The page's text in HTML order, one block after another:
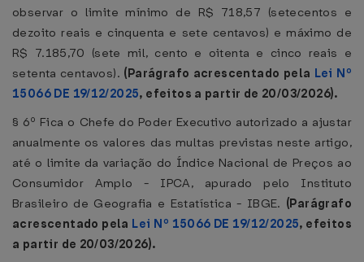
observar o limite mínimo de R$ 718,57 (setecentos e
dezoito reais e cinquenta e sete centavos) e máximo de
R$ 7.185,70 (sete mil, cento e oitenta e cinco reais e
setenta centavos). (Parágrafo acrescentado pela Lei Nº
15066 DE 19/12/2025, efeitos a partir de 20/03/2026).
§ 6º Fica o Chefe do Poder Executivo autorizado a ajustar
anualmente os valores das multas previstas neste artigo,
até o limite da variação do Índice Nacional de Preços ao
Consumidor Amplo - IPCA, apurado pelo Instituto
Brasileiro de Geografia e Estatística - IBGE. (Parágrafo
acrescentado pela Lei Nº 15066 DE 19/12/2025, efeitos
a partir de 20/03/2026).